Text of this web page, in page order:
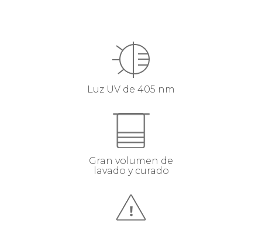
Luz UV de 405 nm
Gran volumen de
lavado y curado